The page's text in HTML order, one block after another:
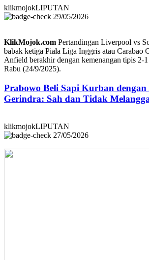
klikmojokLIPUTAN
29/05/2026
KlikMojok.com Pertandingan Liverpool vs
babak ketiga Piala Liga Inggris atau Carabao
Anfield berakhir dengan kemenangan tipis 2-
Rabu (24/9/2025).
Prabowo Beli Sapi Kurban dengan
Gerindra: Sah dan Tidak
klikmojokLIPUTAN
27/05/2026